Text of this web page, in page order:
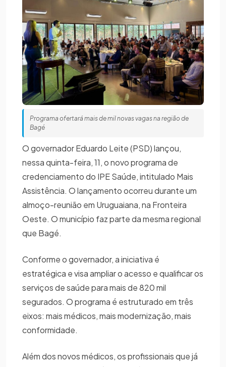
Programa ofertará mais de mil novas vagas na região de
Bagé
O governador Eduardo Leite (PSD) lançou,
nessa quinta-feira, 11, o novo programa de
credenciamento do IPE Saúde, intitulado Mais
Assistência. O lançamento ocorreu durante um
almoço-reunião em Uruguaiana, na Fronteira
Oeste. O município faz parte da mesma regional
que Bagé.
Conforme o governador, a iniciativa é
estratégica e visa ampliar o acesso e qualificar os
serviços de saúde para mais de 820 mil
segurados. O programa é estruturado em três
eixos: mais médicos, mais modernização, mais
conformidade.
Além dos novos médicos, os profissionais que já